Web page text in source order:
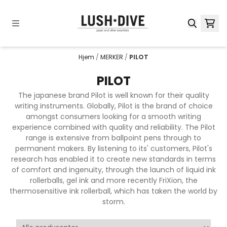
Hjem / MERKER / PILOT
PILOT
The japanese brand Pilot is well known for their quality
writing instruments. Globally, Pilot is the brand of choice
amongst consumers looking for a smooth writing
experience combined with quality and reliability. The Pilot
range is extensive from ballpoint pens through to
permanent makers. By listening to its' customers, Pilot's
research has enabled it to create new standards in terms
of comfort and ingenuity, through the launch of liquid ink
rollerballs, gel ink and more recently FriXion, the
thermosensitive ink rollerball, which has taken the world by
storm.